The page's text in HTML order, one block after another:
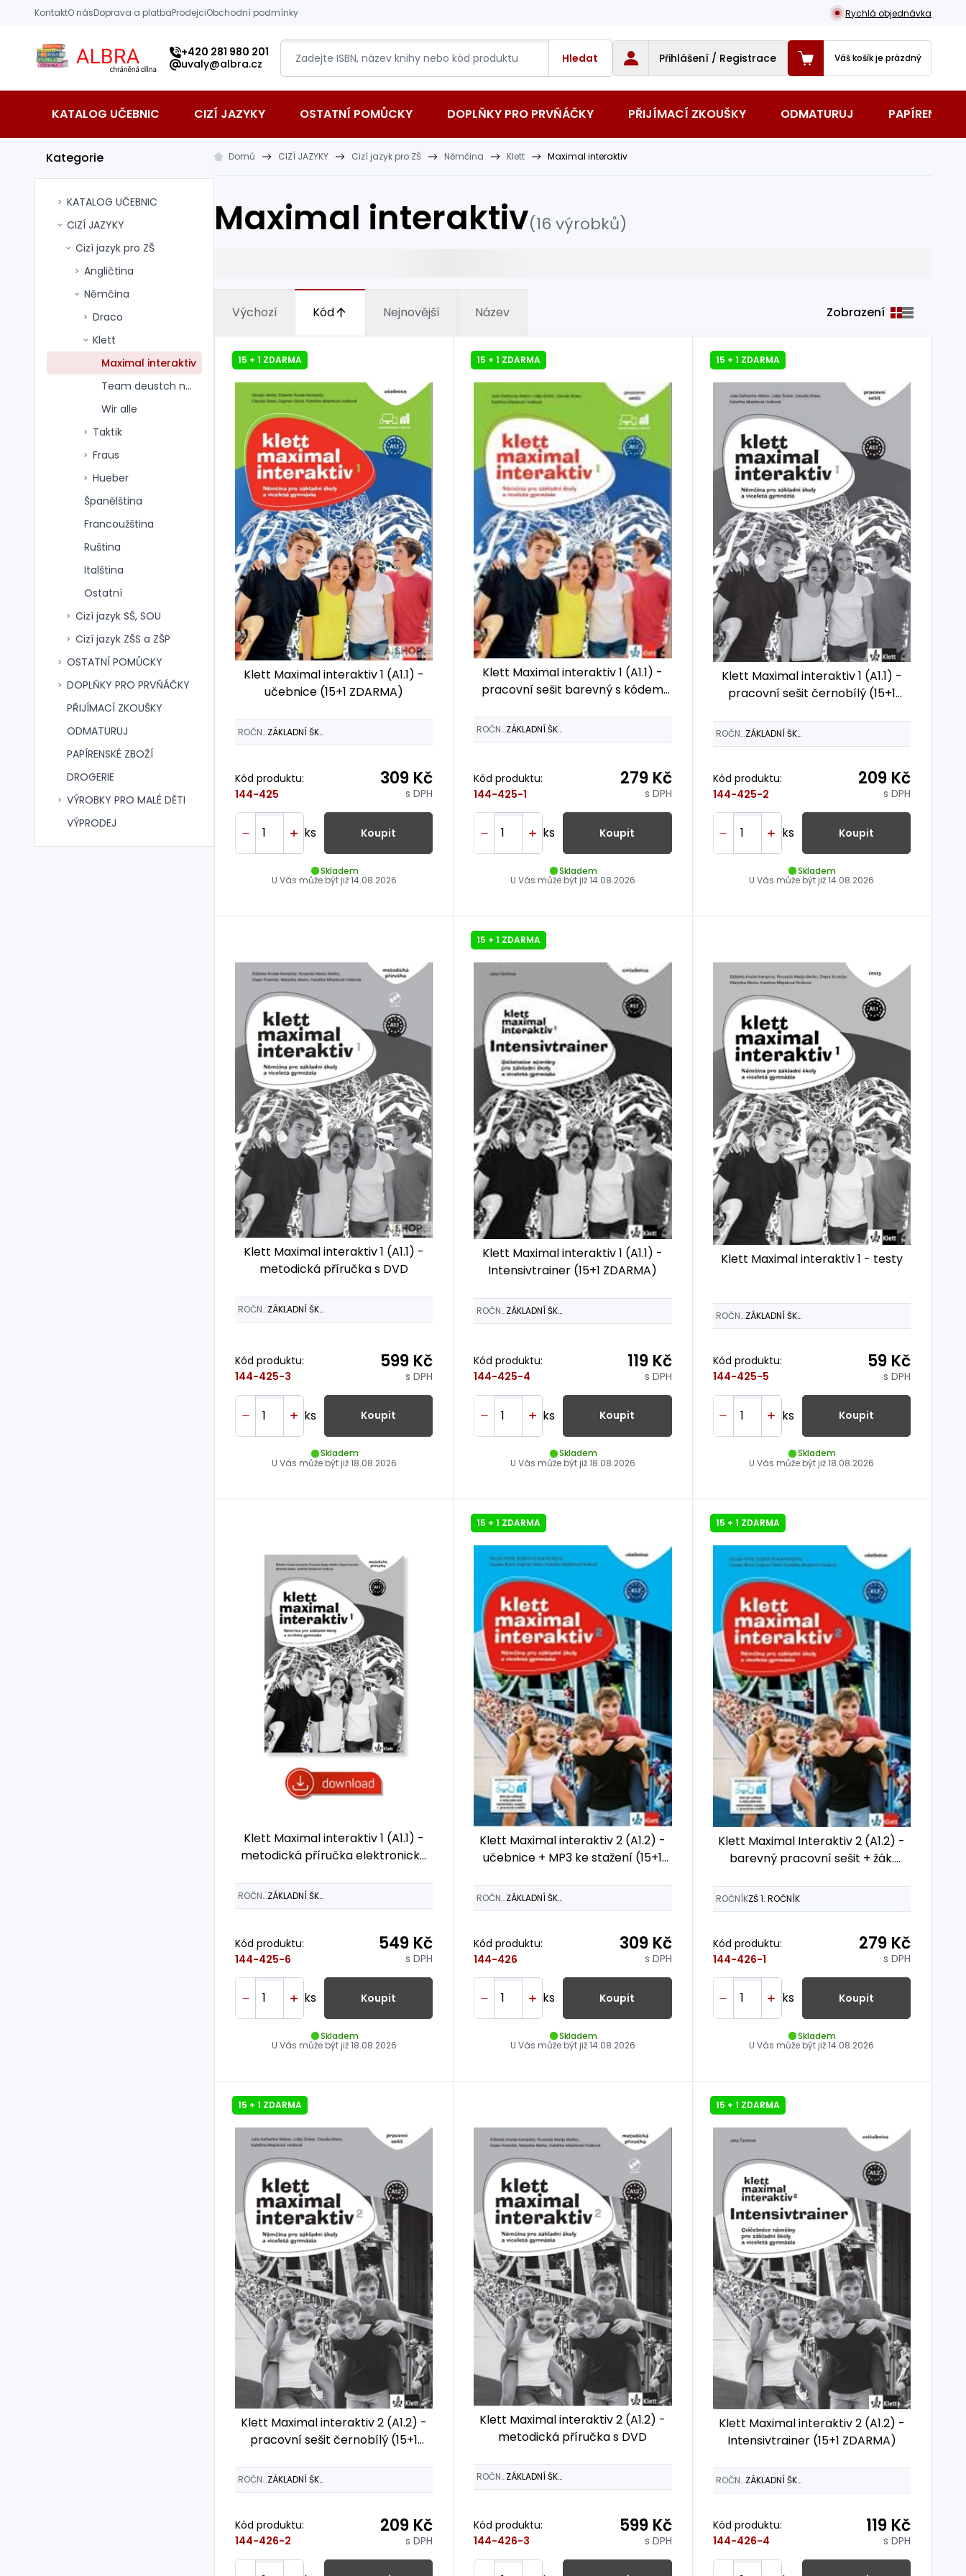
Přeskočit na hlavní obsah
KontaktO násDoprava a platbaProdejciObchodní podmínky Rychlá objednávka
Albra s.r.o.
+420 281 980 201
uvaly@albra.cz
Hledat Přihlášení / Registrace Váš košík je prázdný
KATALOG UČEBNIC CIZÍ JAZYKY OSTATNÍ POMŮCKY DOPLŇKY PRO PRVŇÁČKY PŘIJÍMACÍ ZKOUŠKY ODMATURUJ PAPÍRENSKÉ
Kategorie
KATALOG UČEBNIC
CIZÍ JAZYKY
Cizí jazyk pro ZŠ
Angličtina
Němčina
Draco
Klett
Maximal interaktiv
Team deustch neu
Wir alle
Taktik
Fraus
Hueber
Španělština
Francoužština
Ruština
Italština
Ostatní
Cizí jazyk SŠ, SOU
Cizí jazyk ZŠS a ZŠP
OSTATNÍ POMŮCKY
DOPLŇKY PRO PRVŇÁČKY
PŘIJÍMACÍ ZKOUŠKY
ODMATURUJ
PAPÍRENSKÉ ZBOŽÍ
DROGERIE
VÝROBKY PRO MALÉ DĚTI
VÝPRODEJ
Domů CIZÍ JAZYKY Cizí jazyk pro ZŠ Němčina Klett Maximal interaktiv
Maximal interaktiv(16 výrobků)
Výchozí Kód Nejnovější Název Zobrazení
15 + 1 ZDARMA
Klett Maximal interaktiv 1 (A1.1) -
učebnice (15+1 ZDARMA)
ROČNÍK ZÁKLADNÍ ŠKOLY
Kód produktu:
144-425
309 Kč
s DPH
ks Koupit
Skladem
U Vás může být již14.08.2026
15 + 1 ZDARMA
Klett Maximal interaktiv 1 (A1.1) -
pracovní sešit barevný s kódem
ROČNÍK ZÁKLADNÍ ŠKOLY
Kód produktu:
144-425-1
279 Kč
s DPH
ks Koupit
Skladem
U Vás může být již14.08.2026
15 + 1 ZDARMA
Klett Maximal interaktiv 1 (A1.1) -
pracovní sešit černobílý (15+1
ROČNÍK ZÁKLADNÍ ŠKOLY
Kód produktu:
144-425-2
209 Kč
s DPH
ks Koupit
Skladem
U Vás může být již14.08.2026
Klett Maximal interaktiv 1 (A1.1) -
metodická příručka s DVD
ROČNÍK ZÁKLADNÍ ŠKOLY
Kód produktu:
144-425-3
599 Kč
s DPH
ks Koupit
Skladem
U Vás může být již18.08.2026
15 + 1 ZDARMA
Klett Maximal interaktiv 1 (A1.1) -
Intensivtrainer (15+1 ZDARMA)
ROČNÍK ZÁKLADNÍ ŠKOLY
Kód produktu:
144-425-4
119 Kč
s DPH
ks Koupit
Skladem
U Vás může být již18.08.2026
Klett Maximal interaktiv 1 - testy
ROČNÍK ZÁKLADNÍ ŠKOLY
Kód produktu:
144-425-5
59 Kč
s DPH
ks Koupit
Skladem
U Vás může být již18.08.2026
Klett Maximal interaktiv 1 (A1.1) -
metodická příručka elektronická
ROČNÍK ZÁKLADNÍ ŠKOLY
Kód produktu:
144-425-6
549 Kč
s DPH
ks Koupit
Skladem
U Vás může být již18.08.2026
15 + 1 ZDARMA
Klett Maximal interaktiv 2 (A1.2) -
učebnice + MP3 ke stažení (15+1
ROČNÍK ZÁKLADNÍ ŠKOLY
Kód produktu:
144-426
309 Kč
s DPH
ks Koupit
Skladem
U Vás může být již14.08.2026
15 + 1 ZDARMA
Klett Maximal Interaktiv 2 (A1.2) -
barevný pracovní sešit + žák.
ROČNÍKZŠ 1. ROČNÍK
Kód produktu:
144-426-1
279 Kč
s DPH
ks Koupit
Skladem
U Vás může být již14.08.2026
15 + 1 ZDARMA
Klett Maximal interaktiv 2 (A1.2) -
pracovní sešit černobílý (15+1
ROČNÍK ZÁKLADNÍ ŠKOLY
Kód produktu:
144-426-2
209 Kč
s DPH
Klett Maximal interaktiv 2 (A1.2) -
metodická příručka s DVD
ROČNÍK ZÁKLADNÍ ŠKOLY
Kód produktu:
144-426-3
599 Kč
s DPH
15 + 1 ZDARMA
Klett Maximal interaktiv 2 (A1.2) -
Intensivtrainer (15+1 ZDARMA)
ROČNÍK ZÁKLADNÍ ŠKOLY
Kód produktu:
144-426-4
119 Kč
s DPH